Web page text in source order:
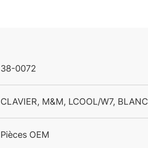
38-0072
CLAVIER, M&M, LCOOL/W7, BLANC
Pièces OEM